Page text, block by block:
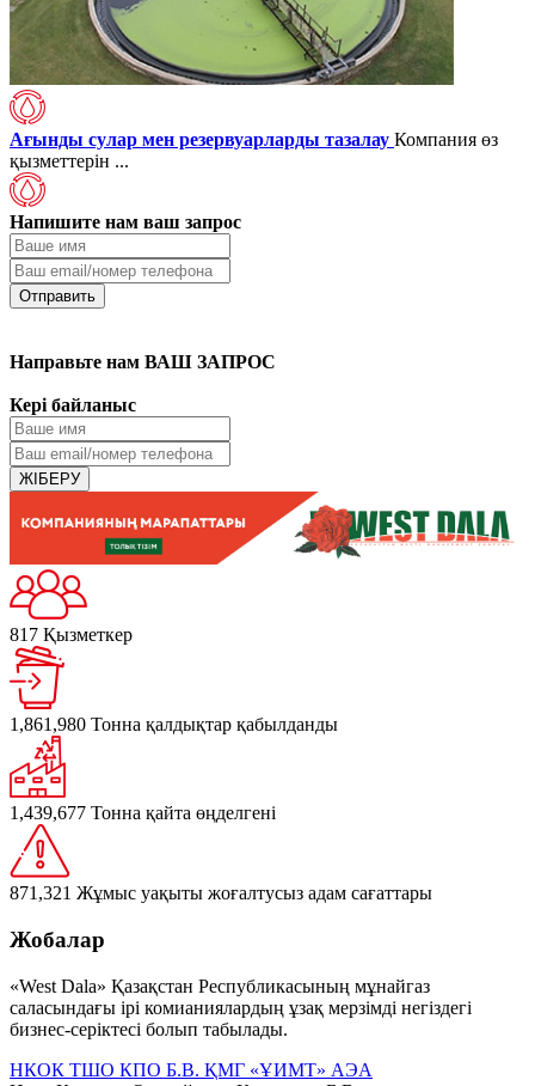
Ағынды сулар мен резервуарларды тазалау Компания өз
қызметтерін ...
Напишите нам ваш запрос
Направьте нам ВАШ ЗАПРОС
Кері байланыс
817 Қызметкер
1,861,980 Тонна қалдықтар қабылданды
1,439,677 Тонна қайта өңделгені
871,321 Жұмыс уақыты жоғалтусыз адам сағаттары
Жобалар
«West Dala» Қазақстан Республикасының мұнайгаз
саласындағы ірі комианиялардың ұзақ мерзімді негіздегі
бизнес-серіктесі болып табылады.
НКОК ТШО КПО Б.В. ҚМГ «ҰИМТ» АЭА